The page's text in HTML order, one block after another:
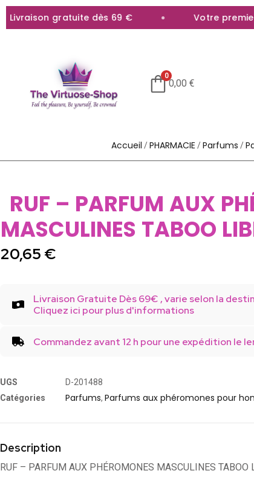
gratuite dès 69 € Votre premier
0
0,00€
Accueil /PHARMACIE /Parfums /
RUF – PARFUM AUX
MASCULINES TABOO
20,65 €
Livraison Gratuite Dès 69€ , varie selon la
Cliquez ici pour plus d'informations
Commandez avant 12 h pour une expédition le
UGS
D-201488
Catégories
Parfums, Parfums aux phéromones pour
Description
RUF – PARFUM AUX PHÉROMONES MASCULINES